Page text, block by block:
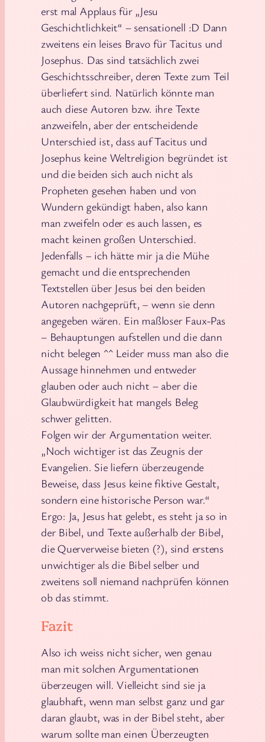
erst mal Applaus für „Jesu
Geschichtlichkeit“ – sensationell :D Dann
zweitens ein leises Bravo für Tacitus und
Josephus. Das sind tatsächlich zwei
Geschichtsschreiber, deren Texte zum Teil
überliefert sind. Natürlich könnte man
auch diese Autoren bzw. ihre Texte
anzweifeln, aber der entscheidende
Unterschied ist, dass auf Tacitus und
Josephus keine Weltreligion begründet ist
und die beiden sich auch nicht als
Propheten gesehen haben und von
Wundern gekündigt haben, also kann
man zweifeln oder es auch lassen, es
macht keinen großen Unterschied.
Jedenfalls – ich hätte mir ja die Mühe
gemacht und die entsprechenden
Textstellen über Jesus bei den beiden
Autoren nachgeprüft, – wenn sie denn
angegeben wären. Ein maßloser Faux-Pas
– Behauptungen aufstellen und die dann
nicht belegen ^^ Leider muss man also die
Aussage hinnehmen und entweder
glauben oder auch nicht – aber die
Glaubwürdigkeit hat mangels Beleg
schwer gelitten.
Folgen wir der Argumentation weiter.
„Noch wichtiger ist das Zeugnis der
Evangelien. Sie liefern überzeugende
Beweise, dass Jesus keine fiktive Gestalt,
sondern eine historische Person war.“
Ergo: Ja, Jesus hat gelebt, es steht ja so in
der Bibel, und Texte außerhalb der Bibel,
die Querverweise bieten (?), sind erstens
unwichtiger als die Bibel selber und
zweitens soll niemand nachprüfen können
ob das stimmt.
Fazit
Also ich weiss nicht sicher, wen genau
man mit solchen Argumentationen
überzeugen will. Vielleicht sind sie ja
glaubhaft, wenn man selbst ganz und gar
daran glaubt, was in der Bibel steht, aber
warum sollte man einen Überzeugten